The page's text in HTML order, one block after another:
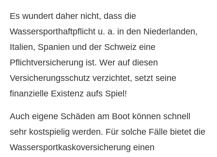
Es wundert daher nicht, dass die
Wassersporthaftpflicht u. a. in den Niederlanden,
Italien, Spanien und der Schweiz eine
Pflichtversicherung ist. Wer auf diesen
Versicherungsschutz verzichtet, setzt seine
finanzielle Existenz aufs Spiel!
Auch eigene Schäden am Boot können schnell
sehr kostspielig werden. Für solche Fälle bietet die
Wassersportkaskoversicherung einen